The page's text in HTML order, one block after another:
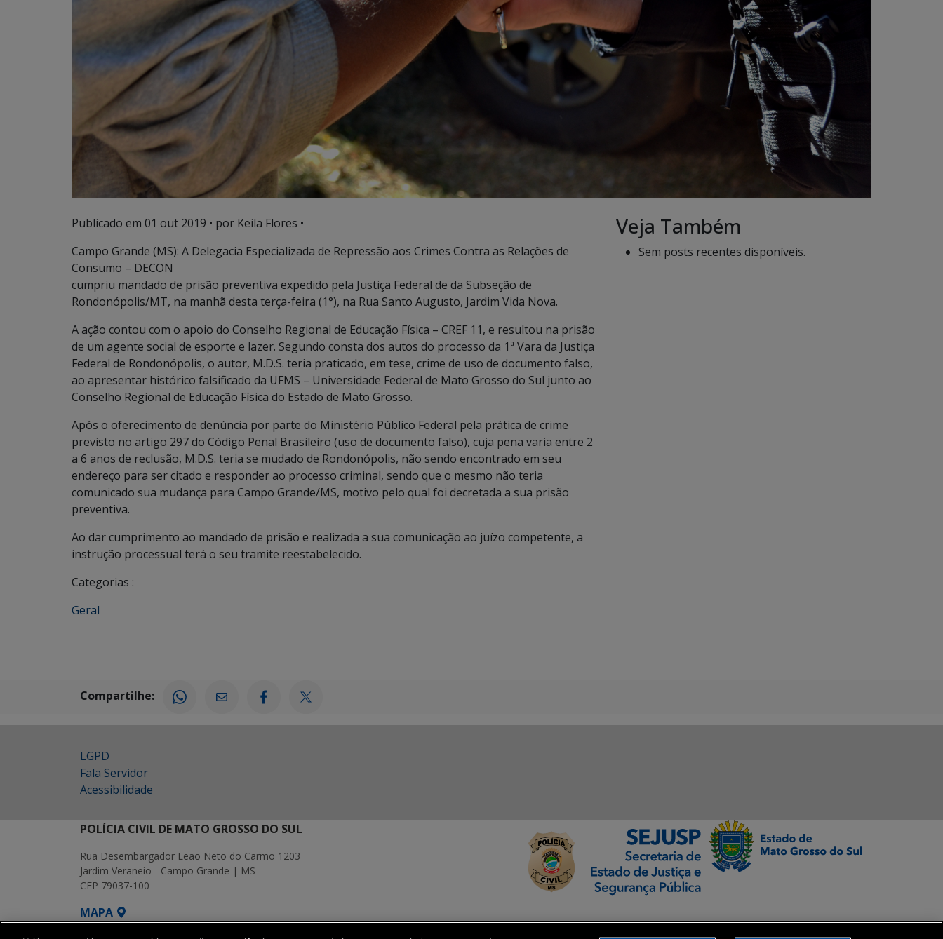
Publicado em 01 out 2019 • por Keila Flores •
Campo Grande (MS): A Delegacia Especializada de Repressão aos Crimes Contra as Relações de
Consumo – DECON
cumpriu mandado de prisão preventiva expedido pela Justiça Federal de da Subseção de
Rondonópolis/MT, na manhã desta terça-feira (1°), na Rua Santo Augusto, Jardim Vida Nova.
A ação contou com o apoio do Conselho Regional de Educação Física – CREF 11, e resultou na prisão
de um agente social de esporte e lazer. Segundo consta dos autos do processo da 1ª Vara da Justiça
Federal de Rondonópolis, o autor, M.D.S. teria praticado, em tese, crime de uso de documento falso,
ao apresentar histórico falsificado da UFMS – Universidade Federal de Mato Grosso do Sul junto ao
Conselho Regional de Educação Física do Estado de Mato Grosso.
Após o oferecimento de denúncia por parte do Ministério Público Federal pela prática de crime
previsto no artigo 297 do Código Penal Brasileiro (uso de documento falso), cuja pena varia entre 2
a 6 anos de reclusão, M.D.S. teria se mudado de Rondonópolis, não sendo encontrado em seu
endereço para ser citado e responder ao processo criminal, sendo que o mesmo não teria
comunicado sua mudança para Campo Grande/MS, motivo pelo qual foi decretada a sua prisão
preventiva.
Ao dar cumprimento ao mandado de prisão e realizada a sua comunicação ao juízo competente, a
instrução processual terá o seu tramite reestabelecido.
Categorias :
Geral
Veja Também
Sem posts recentes disponíveis.
Compartilhe:
LGPD
Fala Servidor
Acessibilidade
POLÍCIA CIVIL DE MATO GROSSO DO SUL
Rua Desembargador Leão Neto do Carmo 1203
Jardim Veraneio - Campo Grande | MS
CEP 79037-100
MAPA